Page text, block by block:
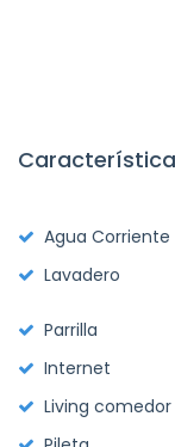
Agua Corriente
Lavadero
Parrilla
Internet
Living comedor